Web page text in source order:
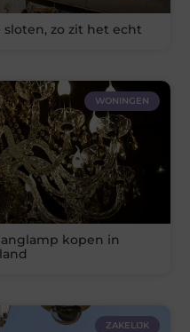
sloten, zo zit het echt
WONINGEN
kopen in
ZAKELIJK